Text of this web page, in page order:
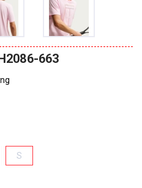
663
S